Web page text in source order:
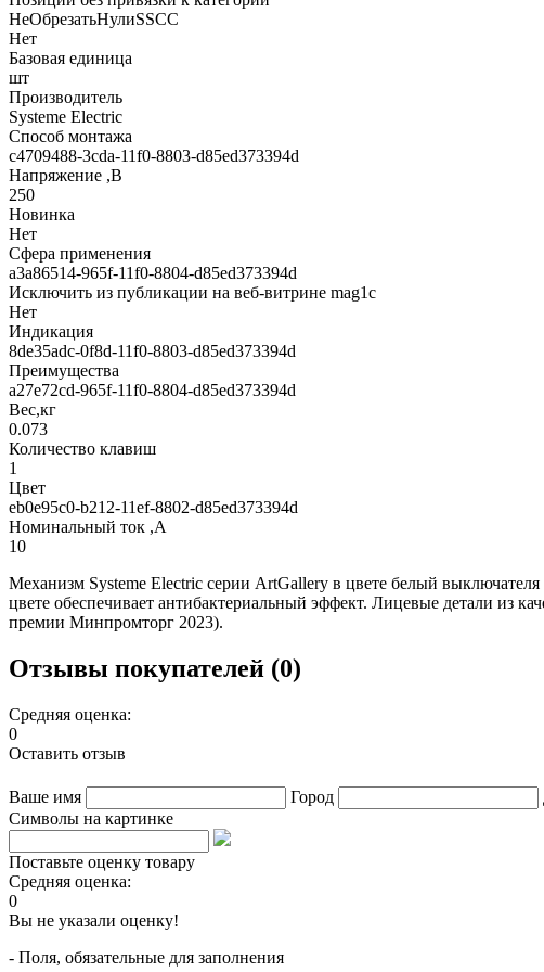
НеОбрезатьНулиSSCC
Нет
Базовая единица
шт
Производитель
Systeme Electric
Способ монтажа
c4709488-3cda-11f0-8803-d85ed373394d
Напряжение ,В
250
Новинка
Нет
Сфера применения
a3a86514-965f-11f0-8804-d85ed373394d
Исключить из публикации на веб-витрине mag1c
Нет
Индикация
8de35adc-0f8d-11f0-8803-d85ed373394d
Преимущества
a27e72cd-965f-11f0-8804-d85ed373394d
Вес,кг
0.073
Количество клавиш
1
Цвет
eb0e95c0-b212-11ef-8802-d85ed373394d
Номинальный ток ,А
10
Механизм Systeme Electric серии ArtGallery в цвете белый
цвете обеспечивает антибактериальный эффект. Лицевые детали
премии Минпромторг 2023).
Отзывы покупателей (0)
Средняя оценка:
0
Оставить отзыв
Ваше имя Город
Символы на картинке
Поставьте оценку товару
Средняя оценка:
0
Вы не указали оценку!
- Поля, обязательные для заполнения